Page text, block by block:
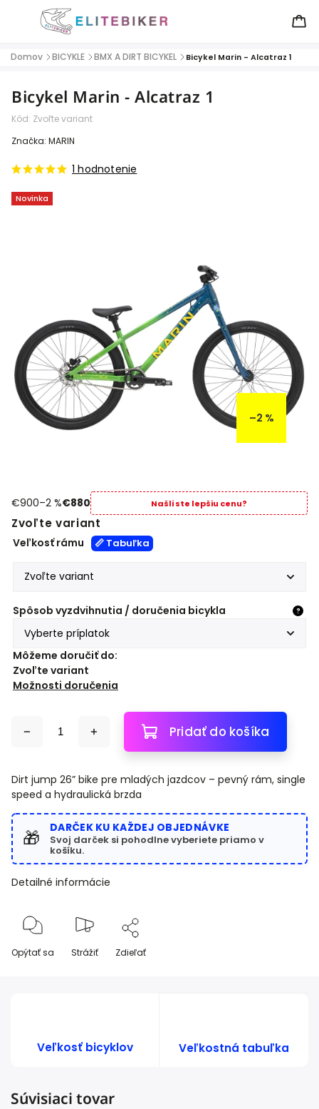
Domov / BICYKLE / BMX A DIRT BICYKEL / Bicykel Marin - Alcatraz 1
Bicykel Marin - Alcatraz 1
Kód: Zvoľte variant
Novinka
1 hodnotenie
Značka: MARIN
–2 %
€900–2 %€880 Našli ste lepšiu cenu?
Zvoľte variant
Veľkosť rámu 📏 Tabuľka
Spôsob vyzdvihnutia / doručenia bicykla ?
Môžeme doručiť do:
Zvoľte variant
Možnosti doručenia
Pridať do košíka
Dirt jump 26” bike pre mladých jazdcov – pevný rám, single
speed a hydraulická brzda
🎁 DARČEK KU KAŽDEJ OBJEDNÁVKE
Svoj darček si pohodlne vyberiete priamo v
košíku.
Detailné informácie
Opýtať sa Strážiť Zdieľať
Veľkosť bicyklov Veľkostná tabuľka
Súvisiaci tovar